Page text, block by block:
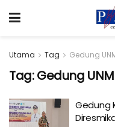
Utama Tag Gedung
Tag:Gedung UNM
Gedung